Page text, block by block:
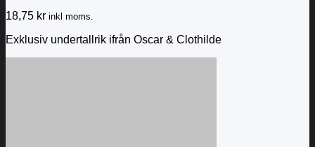
18,75 kr inkl moms.
Exklusiv undertallrik ifrån Oscar & Clothilde